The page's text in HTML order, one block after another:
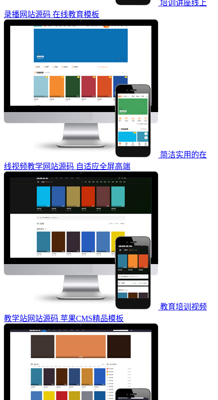
培训讲座线上
录播网站源码 在线教育模板
简洁实用的在
线视频教学网站源码 自适应全屏高端
教育培训视频
教学站网站源码 苹果CMS精品模板